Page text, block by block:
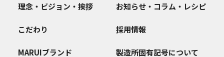
理念・ビジョン・挨拶
こだわり
MARUIブランド
お知らせ・コラム・レシピ
採用情報
製造所固有記号について